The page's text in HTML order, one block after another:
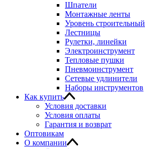
Шпатели
Монтажные ленты
Уровень строительный
Лестницы
Рулетки, линейки
Электроинструмент
Тепловые пушки
Пневмоинструмент
Сетевые удлинители
Наборы инструментов
Как купить
Условия доставки
Условия оплаты
Гарантия и возврат
Оптовикам
О компании